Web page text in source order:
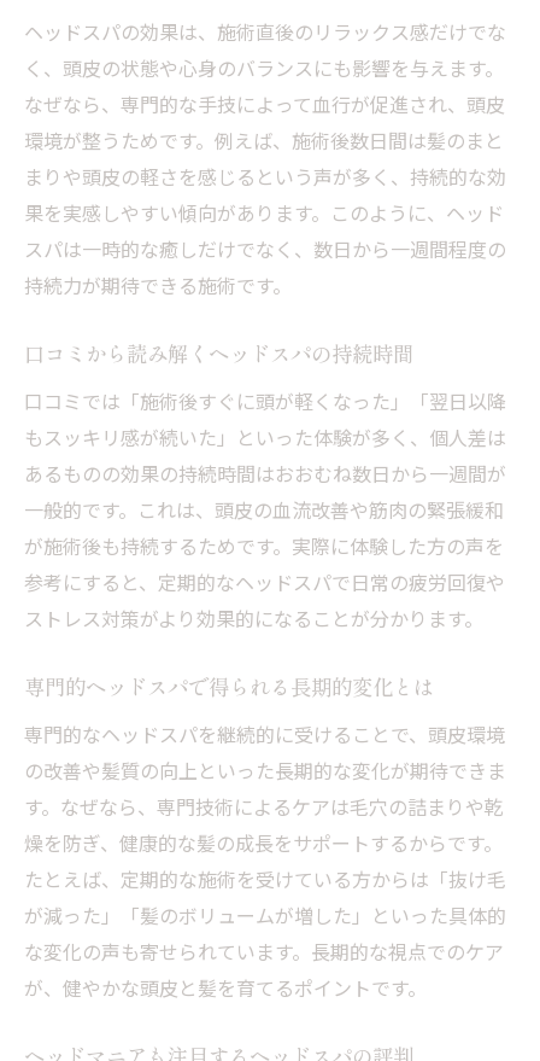
ヘッドスパの効果は、施術直後のリラックス感だけでな
く、頭皮の状態や心身のバランスにも影響を与えます。
なぜなら、専門的な手技によって血行が促進され、頭皮
環境が整うためです。例えば、施術後数日間は髪のまと
まりや頭皮の軽さを感じるという声が多く、持続的な効
果を実感しやすい傾向があります。このように、ヘッド
スパは一時的な癒しだけでなく、数日から一週間程度の
持続力が期待できる施術です。
口コミから読み解くヘッドスパの持続時間
口コミでは「施術後すぐに頭が軽くなった」「翌日以降
もスッキリ感が続いた」といった体験が多く、個人差は
あるものの効果の持続時間はおおむね数日から一週間が
一般的です。これは、頭皮の血流改善や筋肉の緊張緩和
が施術後も持続するためです。実際に体験した方の声を
参考にすると、定期的なヘッドスパで日常の疲労回復や
ストレス対策がより効果的になることが分かります。
専門的ヘッドスパで得られる長期的変化とは
専門的なヘッドスパを継続的に受けることで、頭皮環境
の改善や髪質の向上といった長期的な変化が期待できま
す。なぜなら、専門技術によるケアは毛穴の詰まりや乾
燥を防ぎ、健康的な髪の成長をサポートするからです。
たとえば、定期的な施術を受けている方からは「抜け毛
が減った」「髪のボリュームが増した」といった具体的
な変化の声も寄せられています。長期的な視点でのケア
が、健やかな頭皮と髪を育てるポイントです。